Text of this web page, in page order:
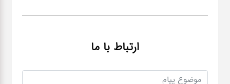
ارتباط با ما